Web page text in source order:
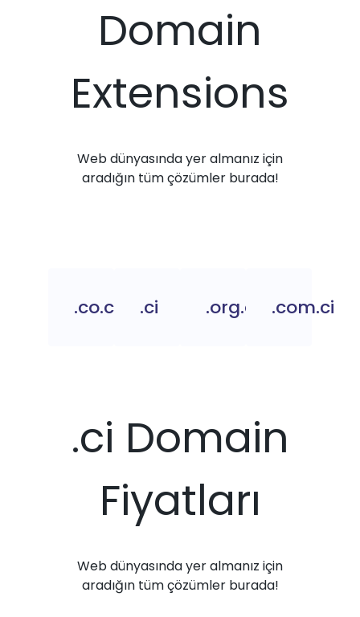
Domain
Extensions
Web dünyasında yer almanız için
aradığın tüm çözümler burada!
.co.ci .ci .org.ci .com.ci
.ci Domain
Fiyatları
Web dünyasında yer almanız için
aradığın tüm çözümler burada!